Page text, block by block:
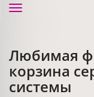
Toggle
Любимая
корзина
системы